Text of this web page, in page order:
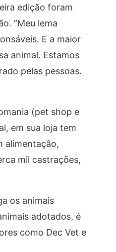
edição foram
“Meu lema
E a maior
animal. Estamos
pelas pessoas.
(pet shop e
em sua loja tem
alimentação,
mil castrações,
os animais
adotados, é
como Dec Vet e